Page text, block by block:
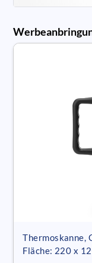
Thermoskanne,
Fläche: 220 x